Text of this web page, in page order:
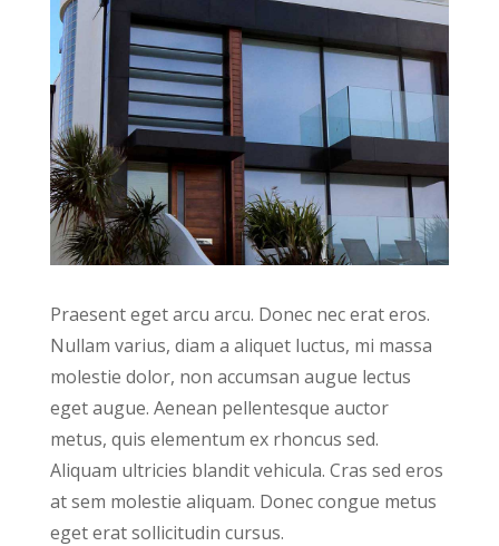
Praesent eget arcu arcu. Donec nec erat eros.
Nullam varius, diam a aliquet luctus, mi massa
molestie dolor, non accumsan augue lectus
eget augue. Aenean pellentesque auctor
metus, quis elementum ex rhoncus sed.
Aliquam ultricies blandit vehicula. Cras sed eros
at sem molestie aliquam. Donec congue metus
eget erat sollicitudin cursus.